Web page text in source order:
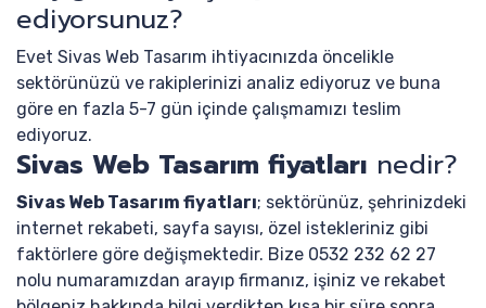
ediyorsunuz?
Evet Sivas Web Tasarım ihtiyacınızda öncelikle
sektörünüzü ve rakiplerinizi analiz ediyoruz ve buna
göre en fazla 5-7 gün içinde çalışmamızı teslim
ediyoruz.
Sivas Web Tasarım fiyatları nedir?
Sivas Web Tasarım fiyatları; sektörünüz, şehrinizdeki
internet rekabeti, sayfa sayısı, özel istekleriniz gibi
faktörlere göre değişmektedir. Bize 0532 232 62 27
nolu numaramızdan arayıp firmanız, işiniz ve rekabet